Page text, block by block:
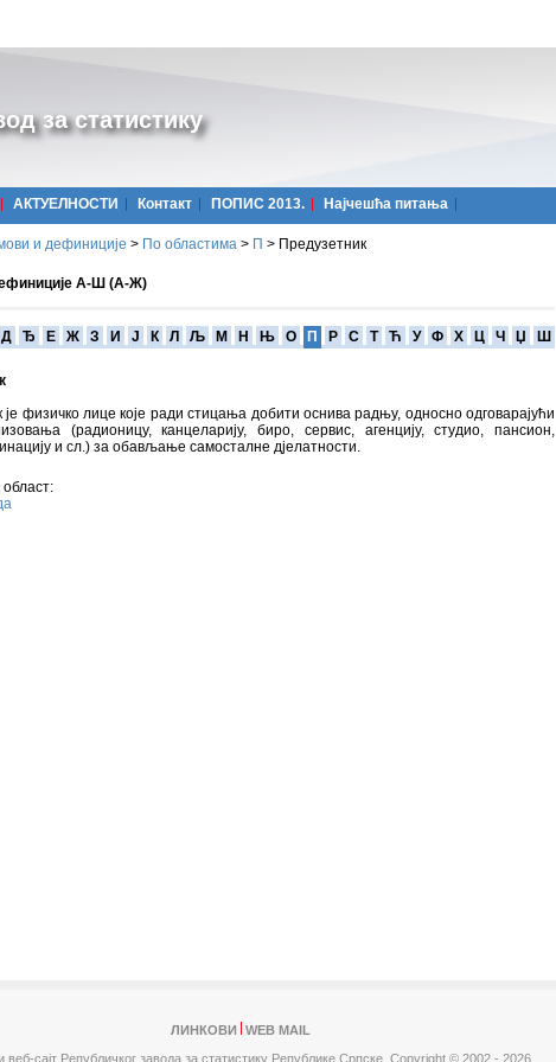
за статистику
АКТУЕЛНОСТИ Контакт ПОПИС 2013. Најчешћa питања
и дефиниције > По областима > П > Предузетник
А-Ш (А-Ж)
Д Ђ Е Ж З И Ј К Л Љ М Н Њ О П Р С Т Ћ У Ф Х Ц Ч Џ Ш
је физичко лице које ради стицања добити оснива радњу, односно одговарајући
(радионицу, канцеларију, биро, сервис, агенцију, студио, пансион,
и сл.) за обављање самосталне дјелатности.
ЛИНКОВИ
WEB MAIL
веб-сајт Републичког завода за статистику Републике Српске, Copyright © 2002 - 2026.